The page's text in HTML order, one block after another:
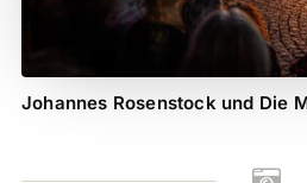
Johannes Rosenstock und Die